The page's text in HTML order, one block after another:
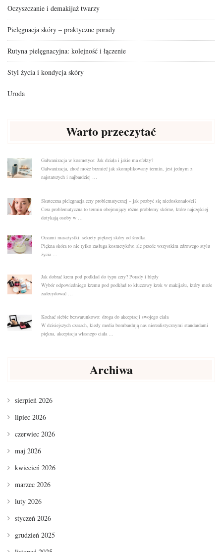
Oczyszczanie i demakijaż twarzy
Pielęgnacja skóry – praktyczne porady
Rutyna pielęgnacyjna: kolejność i łączenie
Styl życia i kondycja skóry
Uroda
Warto przeczytać
Galwanizacja w kosmetyce: Jak działa i jakie ma efekty?
Galwanizacja, choć może brzmieć jak skomplikowany termin, jest jednym z
najstarszych i najbardziej …
Skuteczna pielęgnacja cery problematycznej – jak pozbyć się niedoskonałości?
Cera problematyczna to termin obejmujący różne problemy skórne, które najczęściej
dotykają osoby w …
Oczami masażystki: sekrety pięknej skóry od środka
Piękna skóra to nie tylko zasługa kosmetyków, ale przede wszystkim zdrowego stylu
życia …
Jak dobrać krem pod podkład do typu cery? Porady i błędy
Wybór odpowiedniego kremu pod podkład to kluczowy krok w makijażu, który może
zadecydować …
Kochać siebie bezwarunkowo: droga do akceptacji swojego ciała
W dzisiejszych czasach, kiedy media bombardują nas nierealistycznymi standardami
piękna, akceptacja własnego ciała …
Archiwa
sierpień 2026
lipiec 2026
czerwiec 2026
maj 2026
kwiecień 2026
marzec 2026
luty 2026
styczeń 2026
grudzień 2025